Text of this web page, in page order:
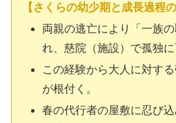
【さくらの幼少期と成長過程
両親の逃亡により「一族
れ、慈院（施設）で孤独に
この経験から大人に対す
が根付く。
春の代行者の屋敷に忍び